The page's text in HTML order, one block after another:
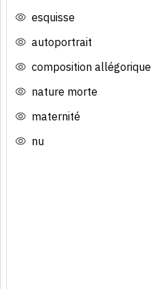
esquisse
autoportrait
composition allégorique
nature morte
maternité
nu